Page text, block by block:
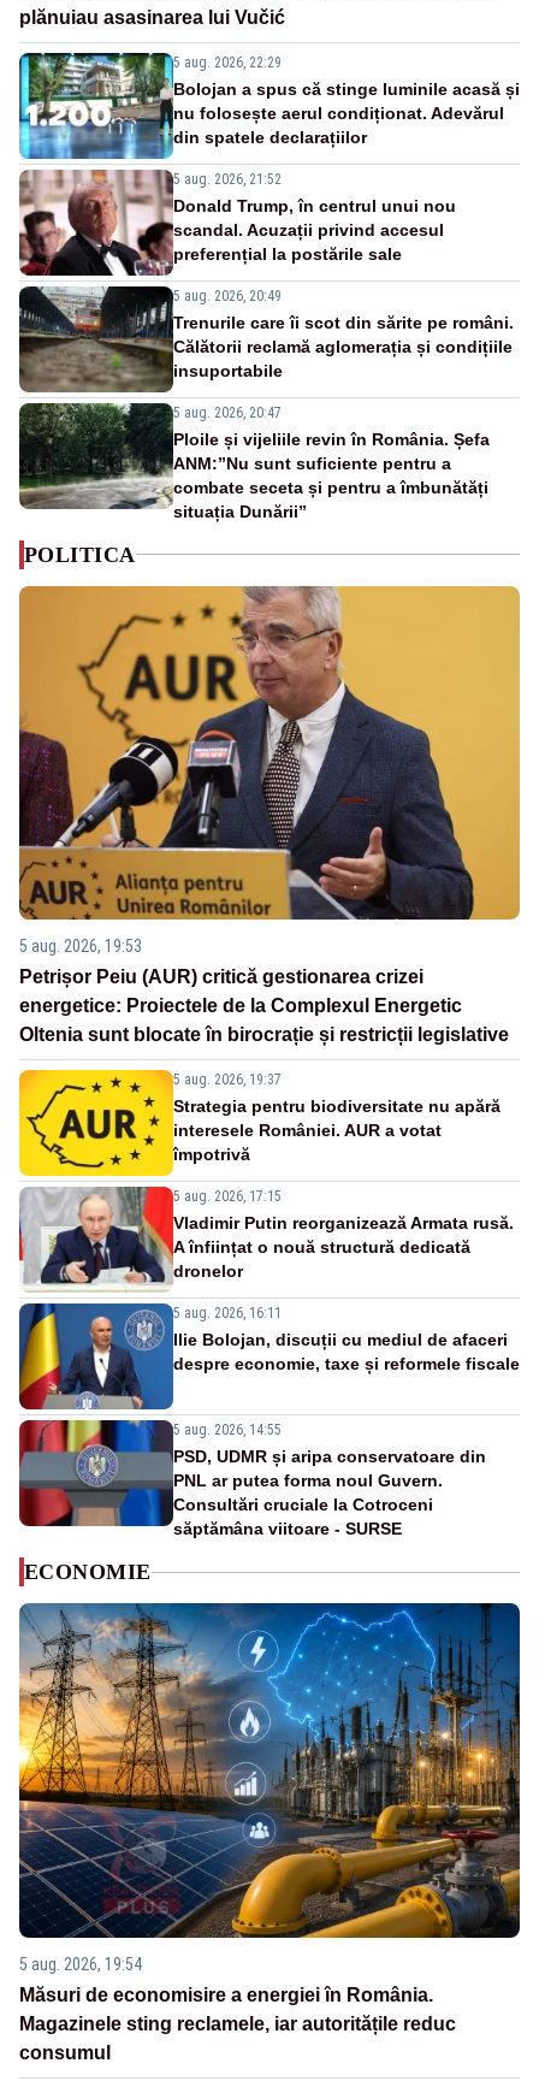
plănuiau asasinarea lui Vučić
5 aug. 2026, 22:29
Bolojan a spus că stinge luminile acasă și
nu folosește aerul condiționat. Adevărul
din spatele declarațiilor
5 aug. 2026, 21:52
Donald Trump, în centrul unui nou
scandal. Acuzații privind accesul
preferențial la postările sale
5 aug. 2026, 20:49
Trenurile care îi scot din sărite pe români.
Călătorii reclamă aglomerația și condițiile
insuportabile
5 aug. 2026, 20:47
Ploile și vijeliile revin în România. Șefa
ANM:”Nu sunt suficiente pentru a
combate seceta și pentru a îmbunătăți
situația Dunării”
POLITICA
5 aug. 2026, 19:53
Petrișor Peiu (AUR) critică gestionarea crizei
energetice: Proiectele de la Complexul Energetic
Oltenia sunt blocate în birocrație și restricții legislative
5 aug. 2026, 19:37
Strategia pentru biodiversitate nu apără
interesele României. AUR a votat
împotrivă
5 aug. 2026, 17:15
Vladimir Putin reorganizează Armata rusă.
A înființat o nouă structură dedicată
dronelor
5 aug. 2026, 16:11
Ilie Bolojan, discuții cu mediul de afaceri
despre economie, taxe și reformele fiscale
5 aug. 2026, 14:55
PSD, UDMR și aripa conservatoare din
PNL ar putea forma noul Guvern.
Consultări cruciale la Cotroceni
săptămâna viitoare - SURSE
ECONOMIE
5 aug. 2026, 19:54
Măsuri de economisire a energiei în România.
Magazinele sting reclamele, iar autoritățile reduc
consumul